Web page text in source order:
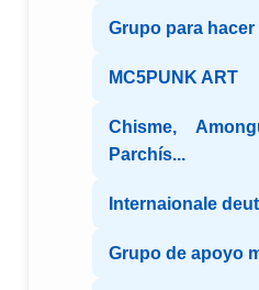
Grupo para
MC5PUNK ART
Chisme,
Parchís...
Internaionale
Grupo de apoyo